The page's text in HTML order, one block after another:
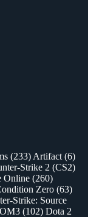
(233) Artifact (6)
Strike 2 (CS2)
Online (260)
Zero (63)
Strike: Source
(102) Dota 2